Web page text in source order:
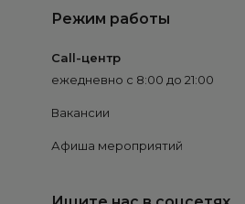
Режим работы
Call-центр
ежедневно с 8:00 до 21:00
Вакансии
Афиша мероприятий